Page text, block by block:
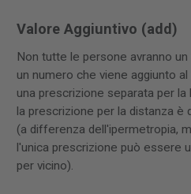
Valore Aggiuntivo (add)
Non tutte le persone avranno
un numero che viene aggiunto
una prescrizione separata per
la prescrizione per la distanza è
(a differenza dell'ipermetropia,
l'unica prescrizione può essere
per vicino).